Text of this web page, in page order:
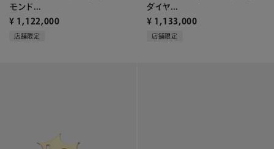
モンド...
¥ 1,122,000
店舗限定
ダイヤ...
¥ 1,133,000
店舗限定